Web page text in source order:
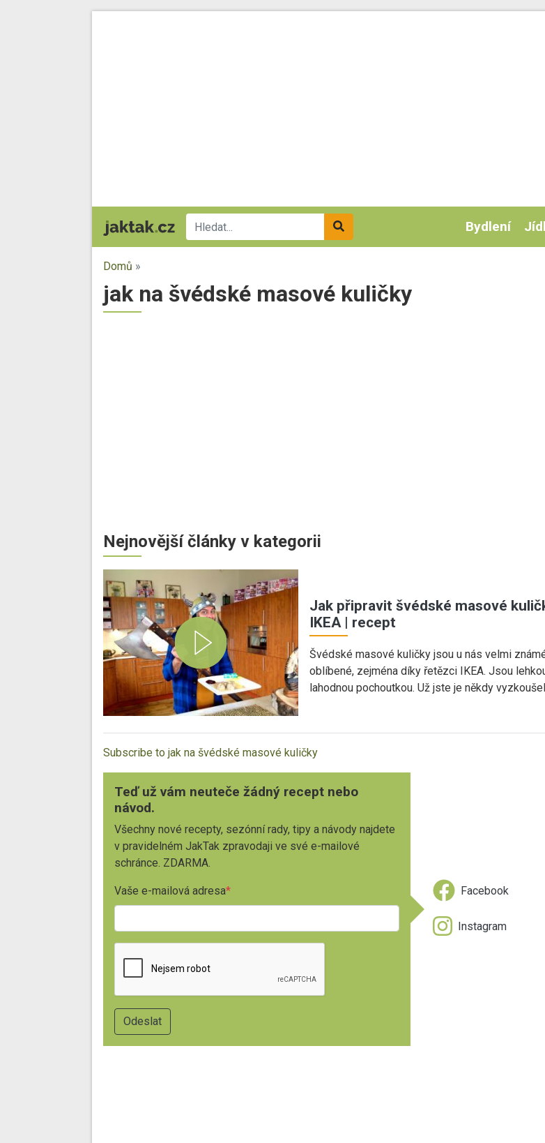
Bydlení
Domů »
jak na švédské masové kuličky
Nejnovější články v kategorii
Jak připravit švédské masové
IKEA | recept
Švédské masové kuličky jsou u nás velmi
oblíbené, zejména díky řetězci IKEA. Jsou
lahodnou pochoutkou. Už jste je někdy
Subscribe to jak na švédské masové kuličky
Teď už vám neuteče žádný recept nebo
návod.
Všechny nové recepty, sezónní rady, tipy a návody najdete
v pravidelném JakTak zpravodaji ve své e-mailové
schránce. ZDARMA.
Vaše e-mailová adresa Facebook
Instagram